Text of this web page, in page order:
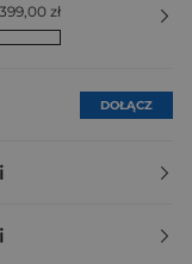
zł
DOŁĄCZ